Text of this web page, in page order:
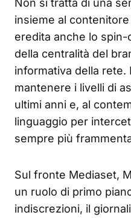
Non si tratta di una
insieme al
eredita anche lo spin-
della centralità del
informativa della rete.
mantenere i livelli di
ultimi anni e, al
linguaggio per
sempre più
Sul fronte Mediaset,
un ruolo di primo
indiscrezioni, il